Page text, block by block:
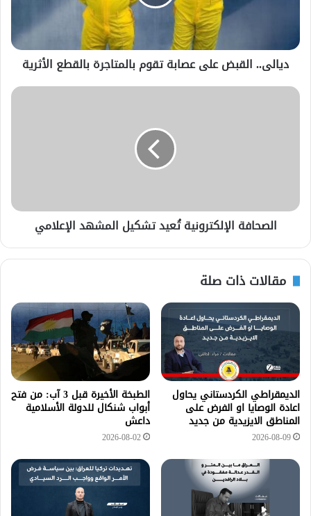
ديالى.. القبض على عصابة تقوم بالمتاجرة بالقطع الأثرية
الصحافة الإلكترونية تُعيد تشكيل المشهد الإعلامي
مقالات ذات صلة
الديمقراطي الكردستاني يحاول
اعادة الوصايا او الفرض على
المناطق الايزيدية من جديد
2026-08-09
الطبخة الأخيرة قبل 3 آب: من فتح
أبواب شنكال للدولة الأسلامية
داعش
2026-08-02